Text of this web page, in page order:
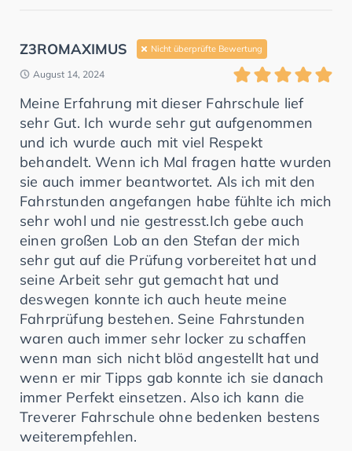
Z3ROMAXIMUS Nicht überprüfte Bewertung
August 14, 2024
Meine Erfahrung mit dieser Fahrschule lief
sehr Gut. Ich wurde sehr gut aufgenommen
und ich wurde auch mit viel Respekt
behandelt. Wenn ich Mal fragen hatte wurden
sie auch immer beantwortet. Als ich mit den
Fahrstunden angefangen habe fühlte ich mich
sehr wohl und nie gestresst.Ich gebe auch
einen großen Lob an den Stefan der mich
sehr gut auf die Prüfung vorbereitet hat und
seine Arbeit sehr gut gemacht hat und
deswegen konnte ich auch heute meine
Fahrprüfung bestehen. Seine Fahrstunden
waren auch immer sehr locker zu schaffen
wenn man sich nicht blöd angestellt hat und
wenn er mir Tipps gab konnte ich sie danach
immer Perfekt einsetzen. Also ich kann die
Treverer Fahrschule ohne bedenken bestens
weiterempfehlen.